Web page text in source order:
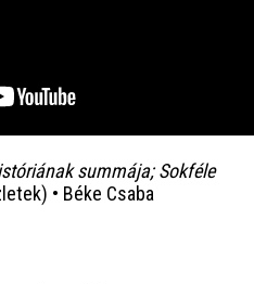
summája; Sokféle
• Béke Csaba